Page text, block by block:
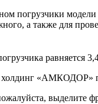
погрузчики
а также для
равняется
холдинг «АМКОДОР»
выделите